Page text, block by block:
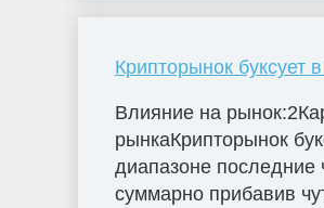
Крипторынок буксует
Влияние на
рынкаКрипторынок
диапазоне последние
суммарно прибавив